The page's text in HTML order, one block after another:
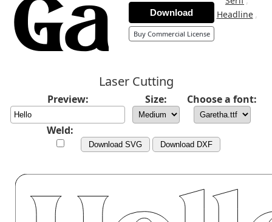
Headline ,
Download
Buy Commercial License
Laser Cutting
Preview: Size: Choose a font:
Weld:
Download SVG Download DXF